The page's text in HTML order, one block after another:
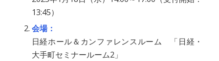
13:45）
会場：
日経ホール＆カンファレンスルーム 「日経・
大手町セミナールーム2」